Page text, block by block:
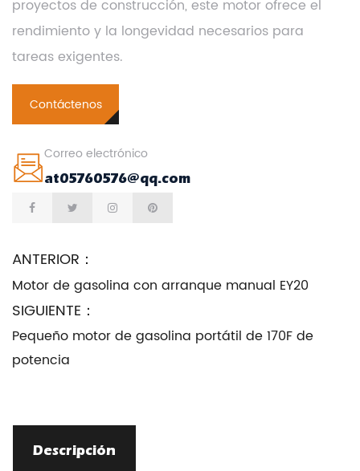
proyectos de construcción, este motor ofrece el
rendimiento y la longevidad necesarios para
tareas exigentes.
Contáctenos
Correo electrónico
at05760576@qq.com
ANTERIOR：
Motor de gasolina con arranque manual EY20
SIGUIENTE：
Pequeño motor de gasolina portátil de 170F de
potencia
Descripción